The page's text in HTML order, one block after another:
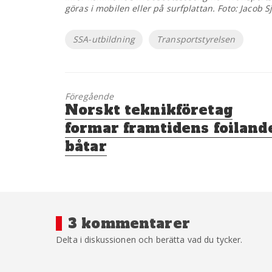
göras i mobilen eller på surfplattan. Foto: Jacob
Etiketter
SSA-utbildning Transportstyrelsen
Föregående
Föregående
inlägg:
Norskt teknikföretag
formar framtidens
båtar
3 kommentarer
Delta i diskussionen och berätta vad du tycker.